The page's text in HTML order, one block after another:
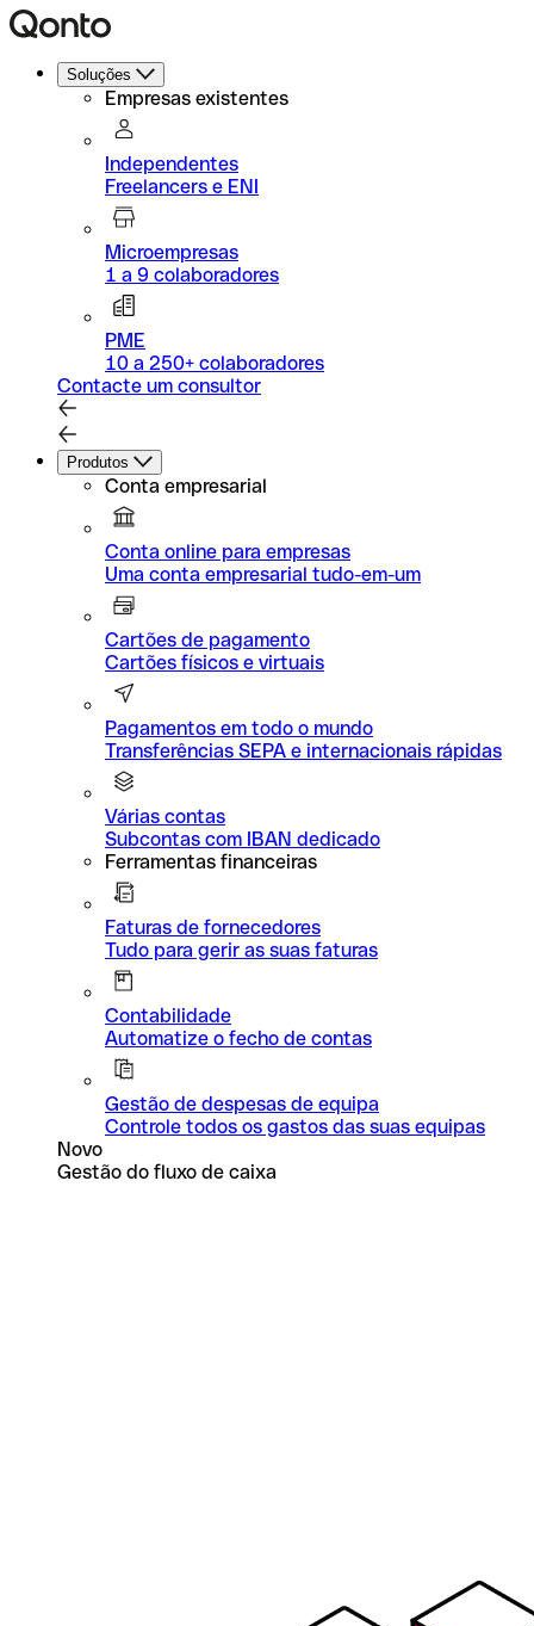
Soluções
Empresas existentes
Independentes
Freelancers e ENI
Microempresas
1 a 9 colaboradores
PME
10 a 250+ colaboradores
Contacte um consultor
Produtos
Conta empresarial
Conta online para empresas
Uma conta empresarial tudo-em-um
Cartões de pagamento
Cartões físicos e virtuais
Pagamentos em todo o mundo
Transferências SEPA e internacionais rápidas
Várias contas
Subcontas com IBAN dedicado
Ferramentas financeiras
Faturas de fornecedores
Tudo para gerir as suas faturas
Contabilidade
Automatize o fecho de contas
Gestão de despesas de equipa
Controle todos os gastos das suas equipas
Novo
Gestão do fluxo de caixa